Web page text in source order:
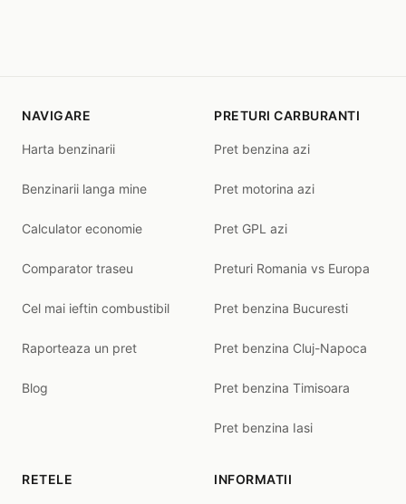
NAVIGARE
Harta benzinarii
Benzinarii langa mine
Calculator economie
Comparator traseu
Cel mai ieftin combustibil
Raporteaza un pret
Blog
PRETURI CARBURANTI
Pret benzina azi
Pret motorina azi
Pret GPL azi
Preturi Romania vs Europa
Pret benzina Bucuresti
Pret benzina Cluj-Napoca
Pret benzina Timisoara
Pret benzina Iasi
RETELE INFORMATII